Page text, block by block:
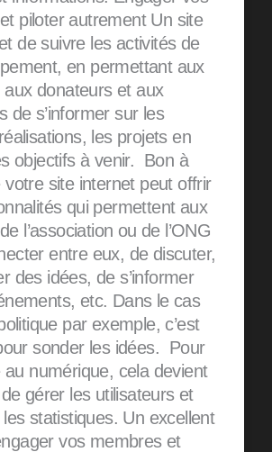
piloter autrement Un site
de suivre les activités de
en permettant aux
donateurs et aux
de s’informer sur les
les projets en
objectifs à venir. Bon à
votre site internet peut offrir
qui permettent aux
l’association ou de l’ONG
entre eux, de discuter,
des idées, de s’informer
etc. Dans le cas
par exemple, c’est
sonder les idées. Pour
au numérique, cela devient
gérer les utilisateurs et
les statistiques. Un excellent
vos membres et